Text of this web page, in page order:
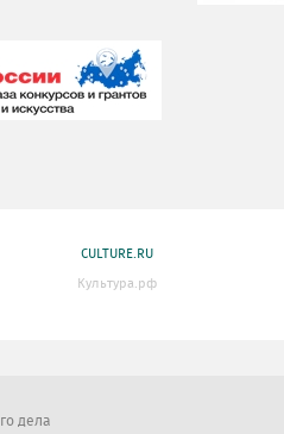
CULTURE.RU
Культура.рф
дела